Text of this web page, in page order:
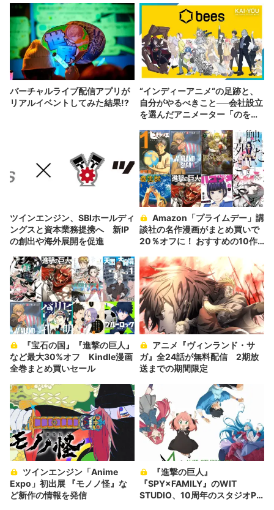
バーチャルライブ配信アプリが
リアルイベントしてみた結果!?
“インディーアニメ“の足跡と、
自分がやるべきこと──会社設立
を選んだアニメーター「のを
ツインエンジン、SBIホールディ
ングスと資本業務提携へ 新IP
の創出や海外展開を促進
談社の名作漫画がまとめ買いで
20％オフに！ おすすめの10作
など最大30%オフ Kindle漫画
全巻まとめ買いセール
ガ』全24話が無料配信 2期放
送までの期間限定
Expo」初出展 『モノノ怪』な
ど新作の情報を発信
『SPY×FAMILY』のWIT
STUDIO、10周年のスタジオPV